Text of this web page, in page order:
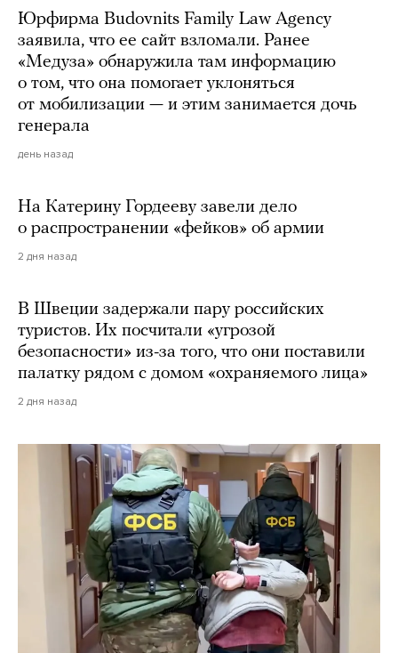
Юрфирма Budovnits Family Law Agency
заявила, что ее сайт взломали. Ранее
«Медуза» обнаружила там информацию
о том, что она помогает уклоняться
от мобилизации — и этим занимается дочь
генерала
день назад
На Катерину Гордееву завели дело
о распространении «фейков» об армии
2 дня назад
В Швеции задержали пару российских
туристов. Их посчитали «угрозой
безопасности» из-за того, что они поставили
палатку рядом с домом «охраняемого лица»
2 дня назад